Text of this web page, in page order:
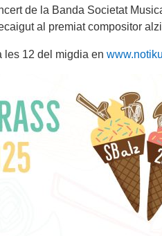
de la Banda Societat
al premiat compositor
les 12 del migdia en